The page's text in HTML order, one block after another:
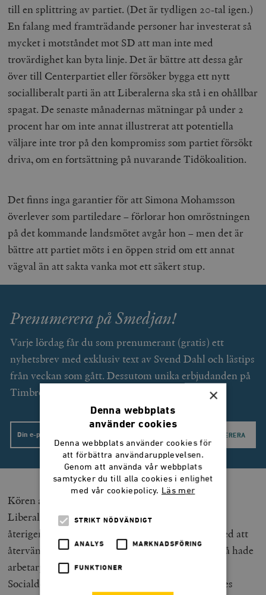
till en splittring av partiet. (Det är tydligen 20-tal igen.)
En falang med framträdande personer har investerat så
mycket i motståndet mot SD att man inte med
trovärdighet kan byta linje. Det är bättre att dessa går
över till Centerpartiet eller försöker bygga ett nytt
socialliberalt parti än att Liberalerna ska stå i en ohållbar
spagat. De senaste månadernas mätningar på under 2
procent har om inte annat illustrerat att potentiella
väljare inte tror på den kompromiss som partiet försökt
driva, om en fortsättning på nuvarande Tidökoalition.
Det finns inga garantier för att Simona Mohamsson
överlever som partiledare – förlorar hon omröstningen
på det kommande landsmötet avgår hon – men det är
bättre att partiet möts i en öppen strid om ett annat
vägval än att sakta vanka mot ett säkert stup.
Prenumerera på Smedjan!
Varje lördag får du som prenumerant (gratis) ett
nyhetsbrev med exklusiv text av Svend Dahl och lästips
från veckan som gått. Dessutom unika erbjudanden på
Timbro förlags utgivning.
Email
Kören av kritiker som nu kommer att beklaga att
Liberalerna säljer ut sin historia kommer förstås
återigen att vara stark. Låt mig då bara avsluta med att
återvända till svensk politik för ett sekel sedan. Då hade
arbetarpartiet precis splittrats i två delar och det
Socialdemokratiska Vänsterpartiet, senare Sveriges
×
Denna webbplats
använder cookies
Denna webbplats använder cookies för
att förbättra användarupplevelsen.
Genom att använda vår webbplats
samtycker du till alla cookies i enlighet
med vår cookiepolicy. Läs mer
STRIKT NÖDVÄNDIGT
ANALYS MARKNADSFÖRING
FUNKTIONER